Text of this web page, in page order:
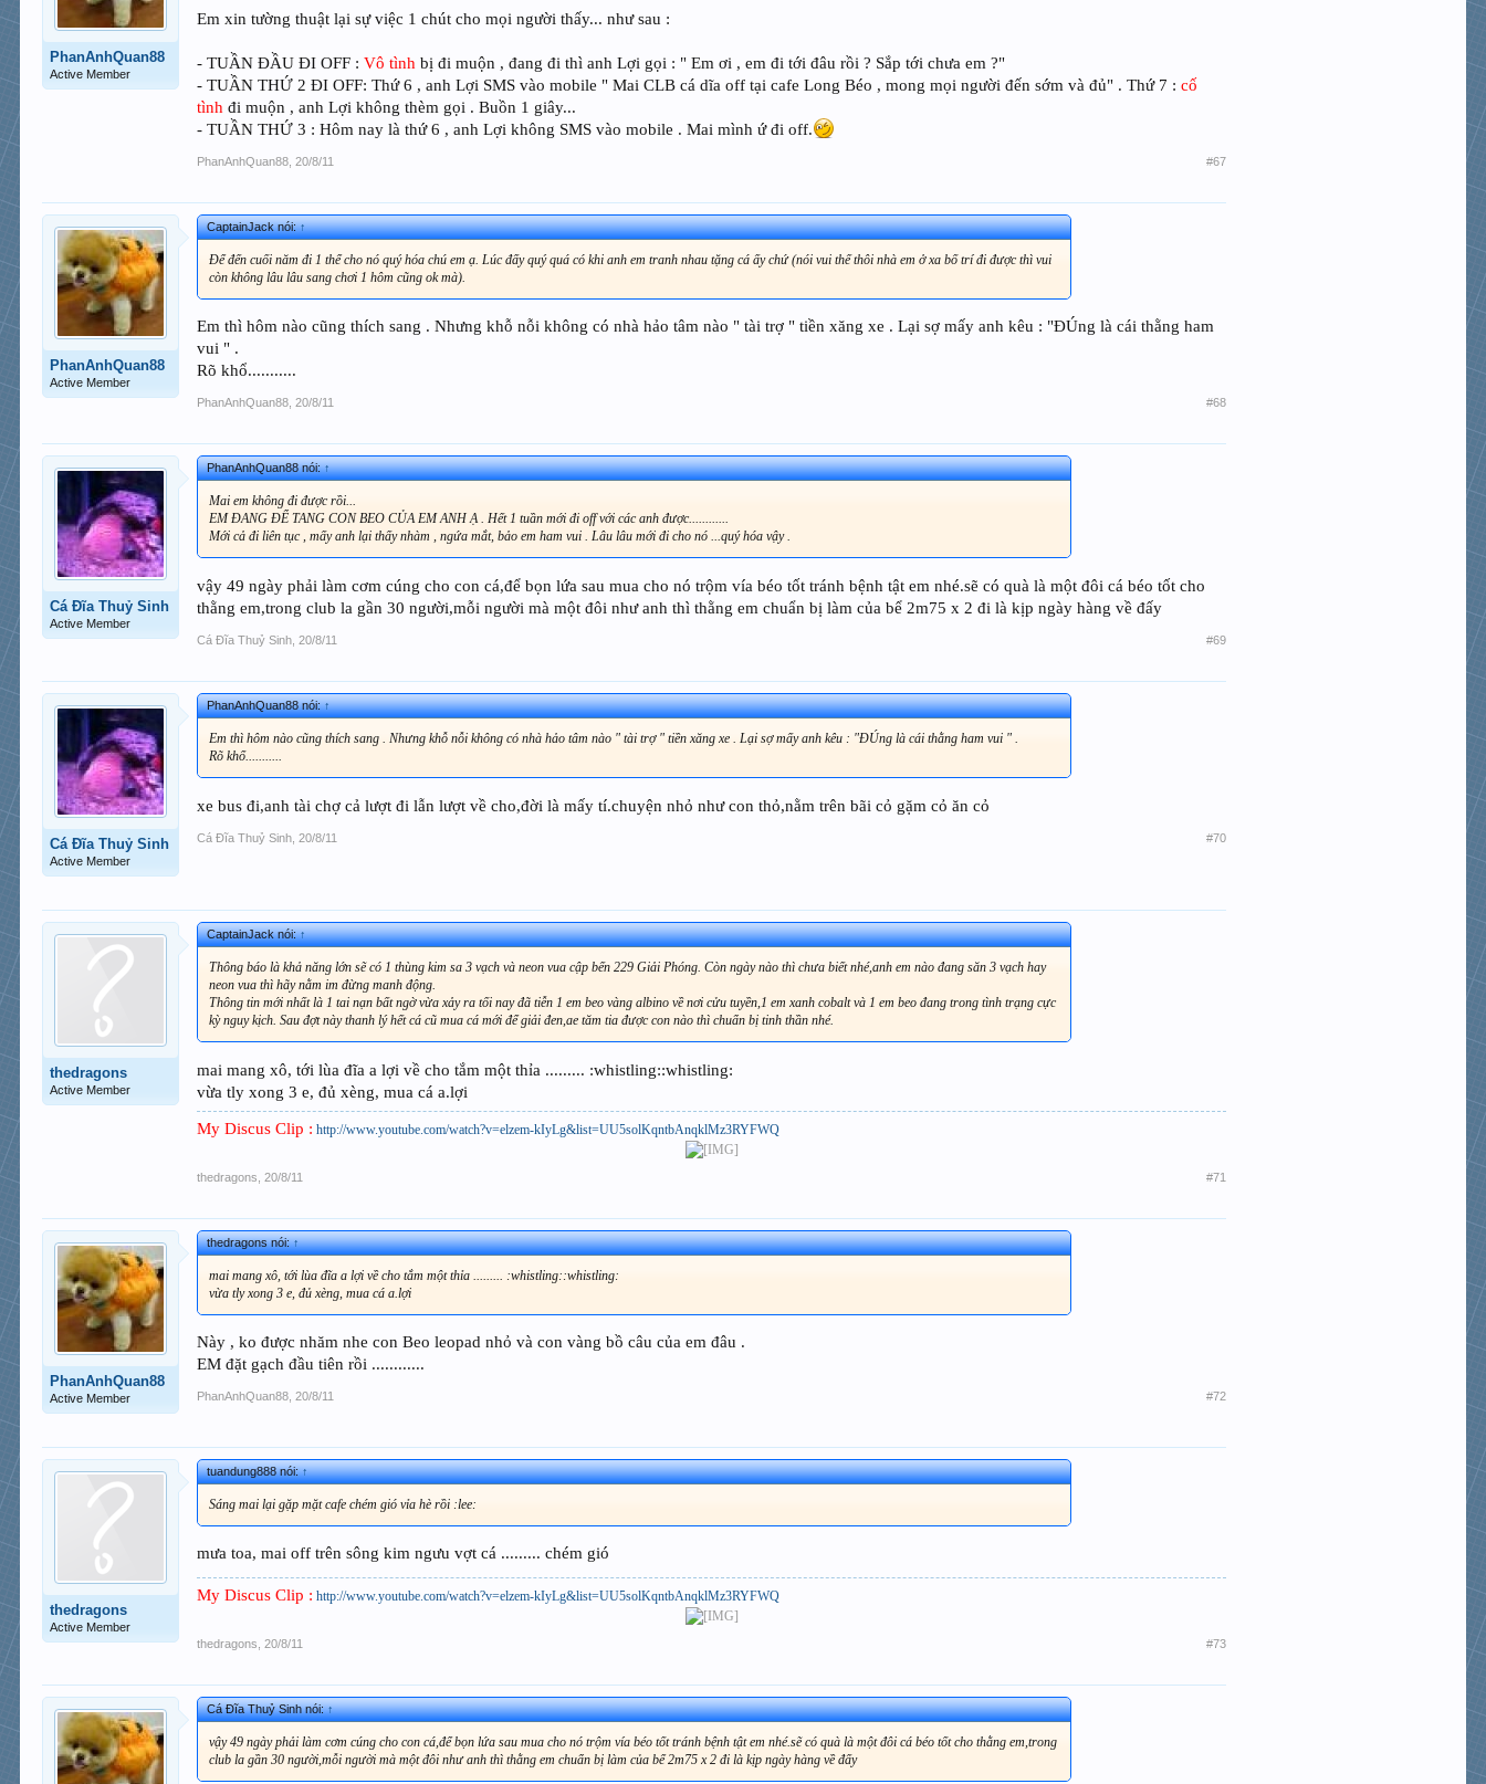
PhanAnhQuan88
Active Member
Em xin tường thuật lại sự việc 1 chút cho mọi người thấy... như sau :
- TUẦN ĐẦU ĐI OFF :Vô tình bị đi muộn , đang đi thì anh Lợi gọi : " Em ơi , em đi tới đâu rồi ? Sắp tới chưa em ?"
- TUẦN THỨ 2 ĐI OFF: Thứ 6 , anh Lợi SMS vào mobile " Mai CLB cá dĩa off tại cafe Long Béo , mong mọi người đến sớm và đủ" . Thứ 7 :cố
tình đi muộn , anh Lợi không thèm gọi . Buồn 1 giây...
- TUẦN THỨ 3 : Hôm nay là thứ 6 , anh Lợi không SMS vào mobile . Mai mình ứ đi off.
PhanAnhQuan88 20/8/11 #67
PhanAnhQuan88
Active Member
CaptainJack nói:↑
Để đến cuối năm đi 1 thể cho nó quý hóa chú em ạ. Lúc đấy quý quá có khi anh em tranh nhau tặng cá ấy chứ (nói vui thế thôi nhà em ở xa bố trí đi được thì vui
còn không lâu lâu sang chơi 1 hôm cũng ok mà).
Em thì hôm nào cũng thích sang . Nhưng khỗ nỗi không có nhà hảo tâm nào " tài trợ " tiền xăng xe . Lại sợ mấy anh kêu : "ĐÚng là cái thằng ham
vui " .
Rõ khổ...........
PhanAnhQuan88 20/8/11 #68
Cá Đĩa Thuỷ Sinh
Active Member
PhanAnhQuan88 nói:↑
Mai em không đi được rồi...
EM ĐANG ĐỂ TANG CON BEO CỦA EM ANH Ạ . Hết 1 tuần mới đi off với các anh được............
Mới cả đi liên tục , mấy anh lại thấy nhàm , ngứa mắt, bảo em ham vui . Lâu lâu mới đi cho nó ...quý hóa vậy .
vậy 49 ngày phải làm cơm cúng cho con cá,để bọn lứa sau mua cho nó trộm vía béo tốt tránh bệnh tật em nhé.sẽ có quà là một đôi cá béo tốt cho
thằng em,trong club la gần 30 người,mỗi người mà một đôi như anh thì thằng em chuẩn bị làm của bể 2m75 x 2 đi là kịp ngày hàng về đấy
Cá Đĩa Thuỷ Sinh 20/8/11 #69
Cá Đĩa Thuỷ Sinh
Active Member
PhanAnhQuan88 nói:↑
Em thì hôm nào cũng thích sang . Nhưng khỗ nỗi không có nhà hảo tâm nào " tài trợ " tiền xăng xe . Lại sợ mấy anh kêu : "ĐÚng là cái thằng ham vui " .
Rõ khổ...........
xe bus đi,anh tài chợ cả lượt đi lẫn lượt về cho,đời là mấy tí.chuyện nhỏ như con thỏ,nằm trên bãi cỏ gặm cỏ ăn cỏ
Cá Đĩa Thuỷ Sinh 20/8/11 #70
thedragons
Active Member
CaptainJack nói:↑
Thông báo là khả năng lớn sẽ có 1 thùng kim sa 3 vạch và neon vua cập bến 229 Giải Phóng. Còn ngày nào thì chưa biết nhé,anh em nào đang săn 3 vạch hay
neon vua thì hãy nằm im đừng manh động.
Thông tin mới nhất là 1 tai nạn bất ngờ vừa xảy ra tối nay đã tiễn 1 em beo vàng albino về nơi cửu tuyền,1 em xanh cobalt và 1 em beo đang trong tình trạng cực
kỳ nguy kịch. Sau đợt này thanh lý hết cá cũ mua cá mới để giải đen,ae tăm tia được con nào thì chuẩn bị tinh thần nhé.
mai mang xô, tới lùa đĩa a lợi về cho tắm một thỉa ......... :whistling::whistling:
vừa tly xong 3 e, đủ xèng, mua cá a.lợi
My Discus Clip : http://www.youtube.com/watch?v=elzem-kIyLg&list=UU5solKqntbAnqklMz3RYFWQ
thedragons 20/8/11 #71
PhanAnhQuan88
Active Member
thedragons nói:↑
mai mang xô, tới lùa đĩa a lợi về cho tắm một thỉa ......... :whistling::whistling:
vừa tly xong 3 e, đủ xèng, mua cá a.lợi
Này , ko được nhăm nhe con Beo leopad nhỏ và con vàng bồ câu của em đâu .
EM đặt gạch đầu tiên rồi ............
PhanAnhQuan88 20/8/11 #72
thedragons
Active Member
tuandung888 nói:↑
Sáng mai lại gặp mặt cafe chém gió vỉa hè rồi :lee:
mưa toa, mai off trên sông kim ngưu vợt cá ......... chém gió
My Discus Clip : http://www.youtube.com/watch?v=elzem-kIyLg&list=UU5solKqntbAnqklMz3RYFWQ
thedragons 20/8/11 #73
Cá Đĩa Thuỷ Sinh nói:↑
vậy 49 ngày phải làm cơm cúng cho con cá,để bọn lứa sau mua cho nó trộm vía béo tốt tránh bệnh tật em nhé.sẽ có quà là một đôi cá béo tốt cho thằng em,trong
club la gần 30 người,mỗi người mà một đôi như anh thì thằng em chuẩn bị làm của bể 2m75 x 2 đi là kịp ngày hàng về đấy